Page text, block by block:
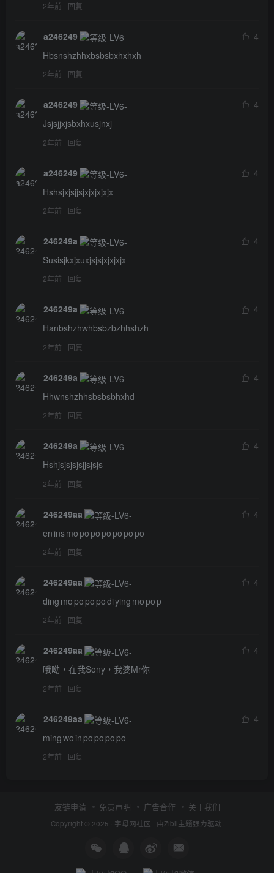
2年前 回复
a246249
4
Hbsnshzhhxbsbsbxhxhxh
2年前 回复
a246249
4
Jsjsjjxjsbxhxusjnxj
2年前 回复
a246249
4
Hshsjxjsjjsjxjxjxjxjx
2年前 回复
246249a
4
Susisjkxjxuxjsjsjxjxjxjx
2年前 回复
246249a
4
Hanbshzhwhbsbzbzhhshzh
2年前 回复
246249a
4
Hhwnshzhhsbsbsbhxhd
2年前 回复
246249a
4
Hshjsjsjsjsjjsjsjs
2年前 回复
246249aa
4
en ins mo po po po po po po
2年前 回复
246249aa
4
ding mo po po po di ying mo po p
2年前 回复
246249aa
4
哦呦，在我Sony，我婆Mr你
2年前 回复
246249aa
4
ming wo in po po po po
2年前 回复
友链申请 免责声明 广告合作 关于我们
Copyright © 2025 · 字母网社区 · 由Zibll主题强力驱动.